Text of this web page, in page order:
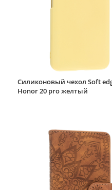
Силиконовый чехол Soft
Honor 20 pro желтый